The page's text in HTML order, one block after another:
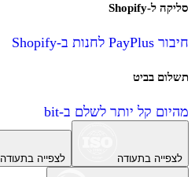
סליקה ל-Shopify
חיבור PayPlus לחנות ב-Shopify
תשלום בביט
מהיום קל יותר לשלם ב-bit
לצפייה בתעודה לצפייה בתעודה